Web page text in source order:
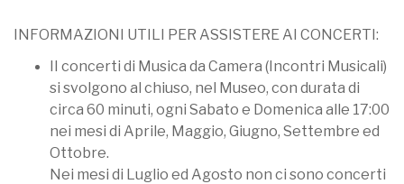
INFORMAZIONI UTILI PER ASSISTERE AI CONCERTI:
II concerti di Musica da Camera (Incontri Musicali)
si svolgono al chiuso, nel Museo, con durata di
circa 60 minuti, ogni Sabato e Domenica alle 17:00
nei mesi di Aprile, Maggio, Giugno, Settembre ed
Ottobre.
Nei mesi di Luglio ed Agosto non ci sono concerti